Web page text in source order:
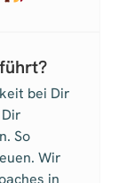
bei Dir
So
Wir
in